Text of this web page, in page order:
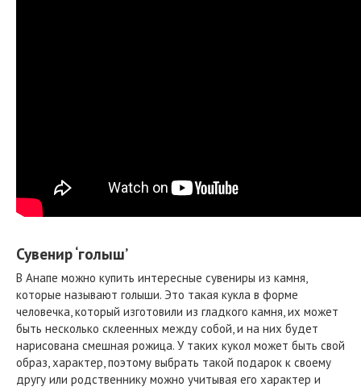
Сувенир ‘голыш’
В Анапе можно купить интересные сувениры из камня,
которые называют голыши. Это такая кукла в форме
человечка, который изготовили из гладкого камня, их может
быть несколько склеенных между собой, и на них будет
нарисована смешная рожица. У таких кукол может быть свой
образ, характер, поэтому выбрать такой подарок к своему
другу или родственнику можно учитывая его характер и